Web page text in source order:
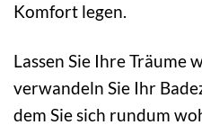
Komfort legen.
Lassen Sie Ihre Träume
verwandeln Sie Ihr
dem Sie sich rundum